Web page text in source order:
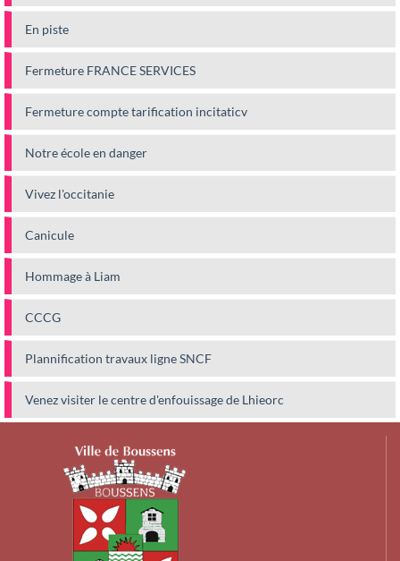
En piste
Fermeture FRANCE SERVICES
Fermeture compte tarification incitaticv
Notre école en danger
Vivez l'occitanie
Canicule
Hommage à Liam
CCCG
Plannification travaux ligne SNCF
Venez visiter le centre d'enfouissage de Lhieorc